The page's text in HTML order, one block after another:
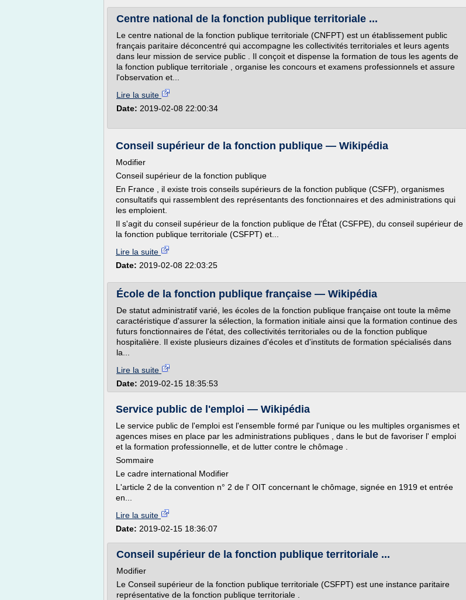
Centre national de la fonction publique territoriale ...
Le centre national de la fonction publique territoriale (CNFPT) est un établissement public
français paritaire déconcentré qui accompagne les collectivités territoriales et leurs agents
dans leur mission de service public . Il conçoit et dispense la formation de tous les agents de
la fonction publique territoriale , organise les concours et examens professionnels et assure
l'observation et...
Lire la suite
Date: 2019-02-08 22:00:34
Conseil supérieur de la fonction publique — Wikipédia
Modifier
Conseil supérieur de la fonction publique
En France , il existe trois conseils supérieurs de la fonction publique (CSFP), organismes
consultatifs qui rassemblent des représentants des fonctionnaires et des administrations qui
les emploient.
Il s'agit du conseil supérieur de la fonction publique de l'État (CSFPE), du conseil supérieur de
la fonction publique territoriale (CSFPT) et...
Lire la suite
Date: 2019-02-08 22:03:25
École de la fonction publique française — Wikipédia
De statut administratif varié, les écoles de la fonction publique française ont toute la même
caractéristique d'assurer la sélection, la formation initiale ainsi que la formation continue des
futurs fonctionnaires de l'état, des collectivités territoriales ou de la fonction publique
hospitalière. Il existe plusieurs dizaines d'écoles et d'instituts de formation spécialisés dans
la...
Lire la suite
Date: 2019-02-15 18:35:53
Service public de l'emploi — Wikipédia
Le service public de l'emploi est l'ensemble formé par l'unique ou les multiples organismes et
agences mises en place par les administrations publiques , dans le but de favoriser l' emploi
et la formation professionnelle, et de lutter contre le chômage .
Sommaire
Le cadre international Modifier
L'article 2 de la convention n° 2 de l' OIT concernant le chômage, signée en 1919 et entrée
en...
Lire la suite
Date: 2019-02-15 18:36:07
Conseil supérieur de la fonction publique territoriale ...
Modifier
Le Conseil supérieur de la fonction publique territoriale (CSFPT) est une instance paritaire
représentative de la fonction publique territoriale .